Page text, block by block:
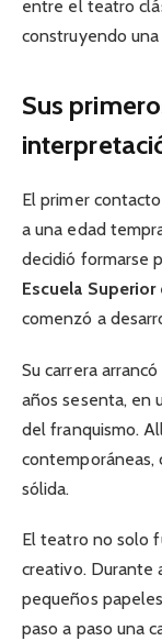
entre el teatro
construyendo
Sus
El primer
a una edad
decidió formarse
Escuela
comenzó a
Su carrera
años sesenta, en
del franquismo.
contemporáneas,
sólida.
El teatro no solo
creativo. Durante
pequeños
paso a paso una